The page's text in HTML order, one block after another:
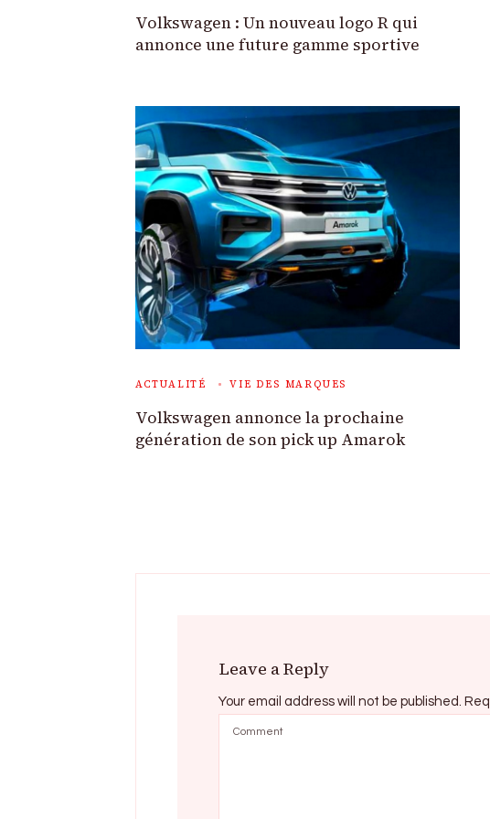
Volkswagen : Un nouveau logo R qui
annonce une future gamme sportive
ACTUALITÉ VIE DES MARQUES
Volkswagen annonce la prochaine
génération de son pick up Amarok
Leave a Reply
Your email address will not be published.